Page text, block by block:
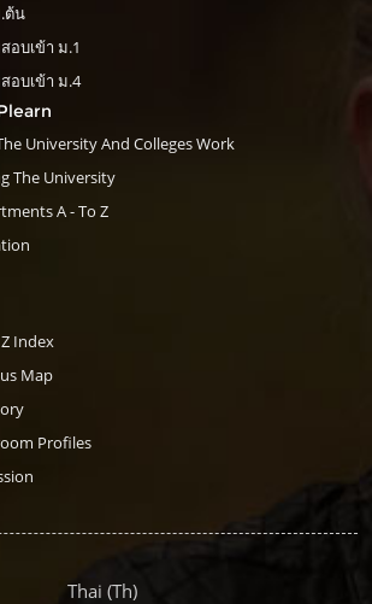
ต้น
อบเข้า ม.1
อบเข้า ม.4
University And Colleges Work
The University
A - To Z
Index
Map
Profiles
Thai ‎(th)‎